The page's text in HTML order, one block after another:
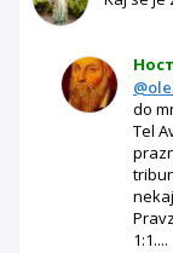
do
Tel
1:1....